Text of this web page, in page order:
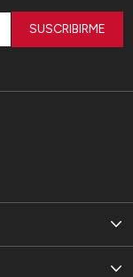
SUSCRIBIRME